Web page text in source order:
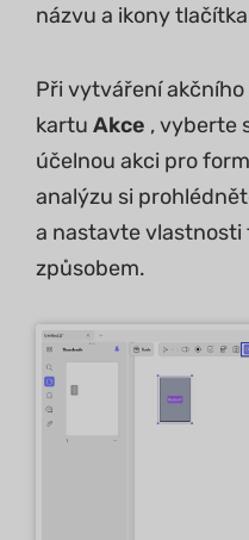
názvu a ikony
Při vytváření
kartu Akce , vyberte
účelnou akci pro
analýzu si
a nastavte
způsobem.